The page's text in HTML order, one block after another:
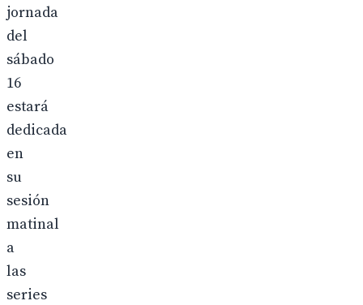
jornada
del
sábado
16
estará
dedicada
en
su
sesión
matinal
a
las
series